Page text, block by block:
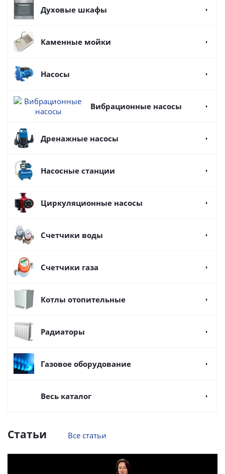
Духовые шкафы
Каменные мойки
Насосы
Вибрационные насосы
Дренажные насосы
Насосные станции
Циркуляционные насосы
Счетчики воды
Счетчики газа
Котлы отопительные
Радиаторы
Газовое оборудование
Весь каталог
Статьи Все статьи